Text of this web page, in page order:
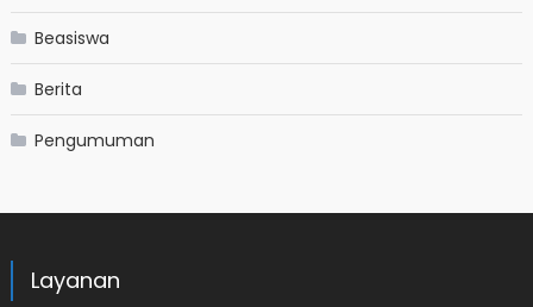
Beasiswa
Berita
Pengumuman
Layanan